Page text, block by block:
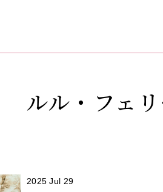
ルル・フェ
2025 Jul 29